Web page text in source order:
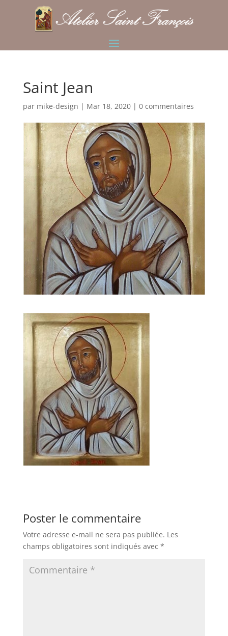
Saint Jean
par mike-design | Mar 18, 2020| 0 commentaires
Poster le commentaire
Votre adresse e-mail ne sera pas publiée. Les
champs obligatoires sont indiqués avec *